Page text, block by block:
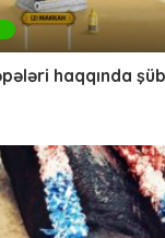
haqqında